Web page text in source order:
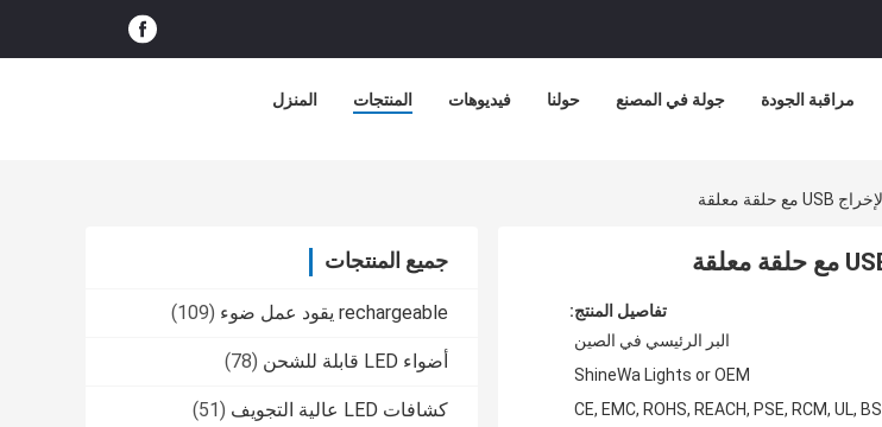
المنزل المنتجات فيديوهات حولنا جولة في المصنع مراقبة الجودة
جميع المنتجات
rechargeable يقود عمل ضوء (109)
أضواء LED قابلة للشحن (78)
كشافات LED عالية التجويف (51)
تفاصيل المنتج:
البر الرئيسي في الصين
ShineWa Lights or OEM
CE, EMC, ROHS, REACH, PSE, RCM, UL, BS